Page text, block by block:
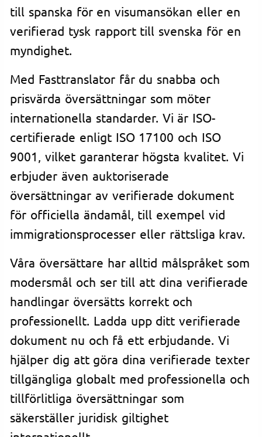
till spanska för en visumansökan eller en
verifierad tysk rapport till svenska för en
myndighet.
Med Fasttranslator får du snabba och
prisvärda översättningar som möter
internationella standarder. Vi är ISO-
certifierade enligt ISO 17100 och ISO
9001, vilket garanterar högsta kvalitet. Vi
erbjuder även auktoriserade
översättningar av verifierade dokument
för officiella ändamål, till exempel vid
immigrationsprocesser eller rättsliga krav.
Våra översättare har alltid målspråket som
modersmål och ser till att dina verifierade
handlingar översätts korrekt och
professionellt. Ladda upp ditt verifierade
dokument nu och få ett erbjudande. Vi
hjälper dig att göra dina verifierade texter
tillgängliga globalt med professionella och
tillförlitliga översättningar som
säkerställer juridisk giltighet